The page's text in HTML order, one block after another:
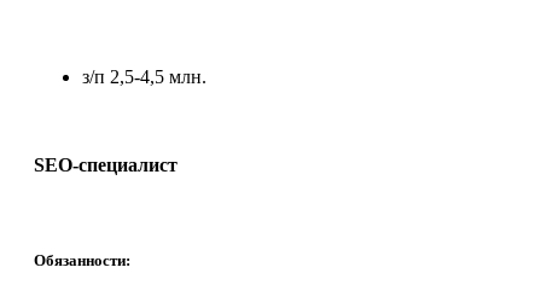
з/п 2,5-4,5 млн.
SEO-специалист
Обязанности: